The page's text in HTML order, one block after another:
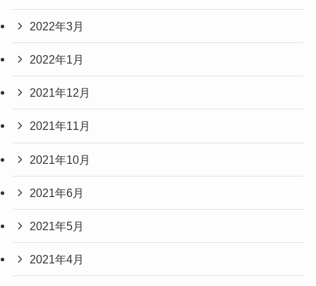
2022年3月
2022年1月
2021年12月
2021年11月
2021年10月
2021年6月
2021年5月
2021年4月